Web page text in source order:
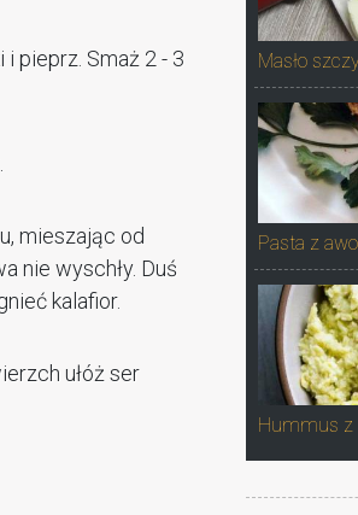
i pieprz. Smaż 2 - 3
mieszając od
nie wyschły. Duś
kalafior.
ułóż ser
Masło
Pasta z
Hummus z